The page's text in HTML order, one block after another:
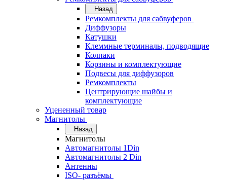
Назад
Ремкомплекты для сабвуферов
Диффузоры
Катушки
Клеммные терминалы, подводящие
Колпаки
Корзины и комплектующие
Подвесы для диффузоров
Ремкомплекты
Центрирующие шайбы и
комплектующие
Уцененный товар
Магнитолы
Назад
Магнитолы
Автомагнитолы 1Din
Автомагнитолы 2 Din
Антенны
ISO- разъёмы